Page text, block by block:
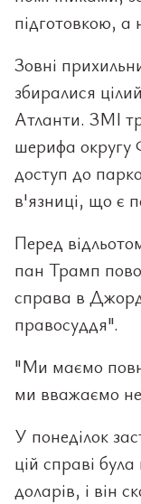
підготовкою,
Зовні
збиралися
Атланти. ЗМІ
шерифа округу
доступ до
в'язниці, що є
Перед
пан Трамп
справа в
правосуддя".
"Ми маємо
ми вважаємо
У понеділок
цій справі
доларів, і він